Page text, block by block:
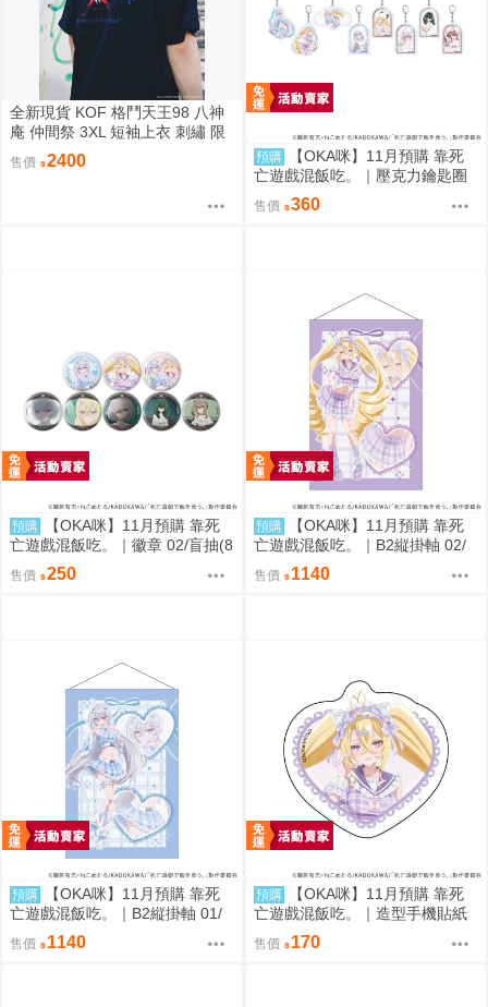
全新現貨 KOF 格鬥天王98 八神
庵 仲間祭 3XL 短袖上衣 刺繡 限
定聯名
售價 2400 預購
【OKA咪】11月預購 靠死
亡遊戲混飯吃。｜壓克力鑰匙圈
02/盲抽(8種)(官方&新繪插畫) 隨
機一款
售價 360
預購
【OKA咪】11月預購 靠死
亡遊戲混飯吃。｜徽章 02/盲抽(8
種)(官方&新繪插畫) 隨機一款
售價 250
預購
【OKA咪】11月預購 靠死
亡遊戲混飯吃。｜B2縦掛軸 02/
(新繪插畫) (御城)
售價 1140
預購
【OKA咪】11月預購 靠死
亡遊戲混飯吃。｜B2縦掛軸 01/
(新繪插畫) (幽鬼)
售價 1140
預購
【OKA咪】11月預購 靠死
亡遊戲混飯吃。｜造型手機貼紙
02/ (新繪插畫) (御城)
售價 170